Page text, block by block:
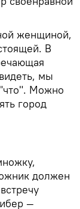
женщиной,
В
мы
Можно
город
должен
—